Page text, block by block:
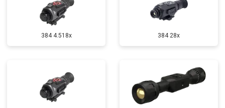
384 4.518x 384 28x